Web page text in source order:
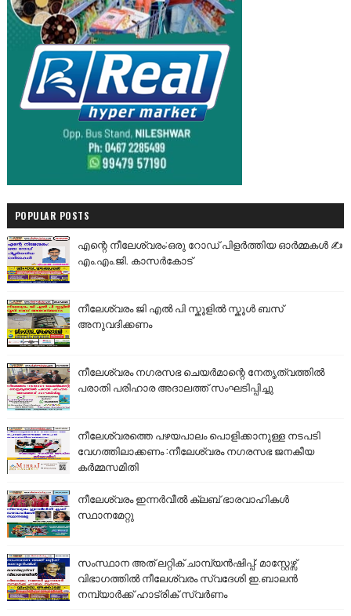
POPULAR POSTS
എന്റെ നീലേശ്വരം:ഒരു റോഡ് പിളർത്തിയ ഓർമ്മകൾ ✍️
എം.എം.ജി. കാസർകോട്
നീലേശ്വരം ജി എൽ പി സ്കൂളിൽ സ്കൂൾ ബസ്
അനുവദിക്കണം
നീലേശ്വരം നഗരസഭ ചെയർമാന്റെ നേതൃത്വത്തിൽ
പരാതി പരിഹാര അദാലത്ത് സംഘടിപ്പിച്ചു
നീലേശ്വരത്തെ പഴയപാലം പൊളിക്കാനുള്ള നടപടി
വേഗത്തിലാക്കണം :നീലേശ്വരം നഗരസഭ ജനകീയ
കർമ്മസമിതി
നീലേശ്വരം ഇന്നർവീൽ ക്ലബ് ഭാരവാഹികൾ
സ്ഥാനമേറ്റു
സംസ്ഥാന അത് ലറ്റിക് ചാമ്പ്യൻഷിപ്പ്: മാസ്റ്റേഴ്സ്
വിഭാഗത്തിൽ നീലേശ്വരം സ്വദേശി ഇ.ബാലൻ
നമ്പ്യാർക്ക് ഹാട്രിക് സ്വർണം